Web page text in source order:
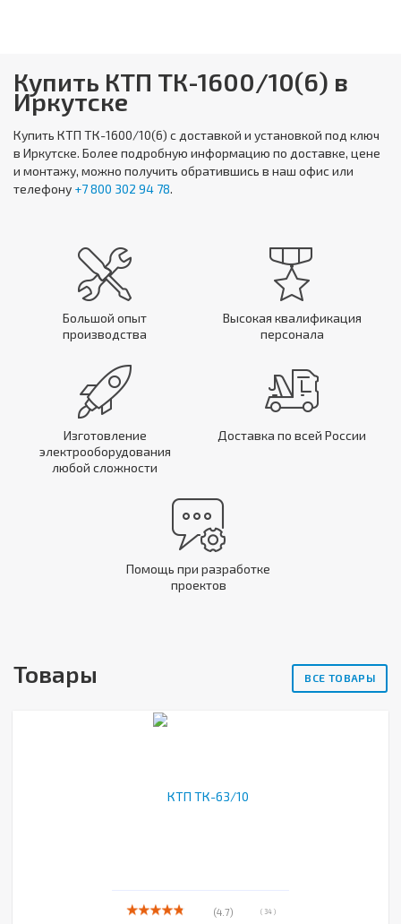
Купить КТП ТК-1600/10(6) в
Иркутске
Купить КТП ТК-1600/10(6) с доставкой и установкой под ключ
в Иркутске. Более подробную информацию по доставке, цене
и монтажу, можно получить обратившись в наш офис или
телефону +7 800 302 94 78.
Большой опыт
производства
Высокая квалификация
персонала
Изготовление
электрооборудования
любой сложности
Доставка по всей России
Помощь при разработке
проектов
Товары ВСЕ ТОВАРЫ
(4.7) ( 34 )